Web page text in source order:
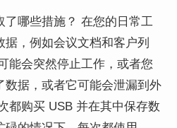
了哪些措施？ 在您的日常工
，例如会议文档和客户列
能会突然停止工作，或者您
数据，或者它可能会泄漏到外
都购买 USB 并在其中保存数